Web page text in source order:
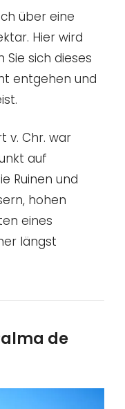
über eine
Hier wird
Sie sich dieses
entgehen und
v. Chr. war
auf
Ruinen und
hohen
eines
längst
de